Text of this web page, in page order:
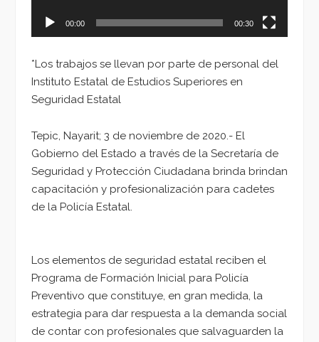
00:00 00:30
*Los trabajos se llevan por parte de personal del
Instituto Estatal de Estudios Superiores en
Seguridad Estatal
Tepic, Nayarit; 3 de noviembre de 2020.- El
Gobierno del Estado a través de la Secretaría de
Seguridad y Protección Ciudadana brinda brindan
capacitación y profesionalización para cadetes
de la Policía Estatal.
Los elementos de seguridad estatal reciben el
Programa de Formación Inicial para Policía
Preventivo que constituye, en gran medida, la
estrategia para dar respuesta a la demanda social
de contar con profesionales que salvaguarden la